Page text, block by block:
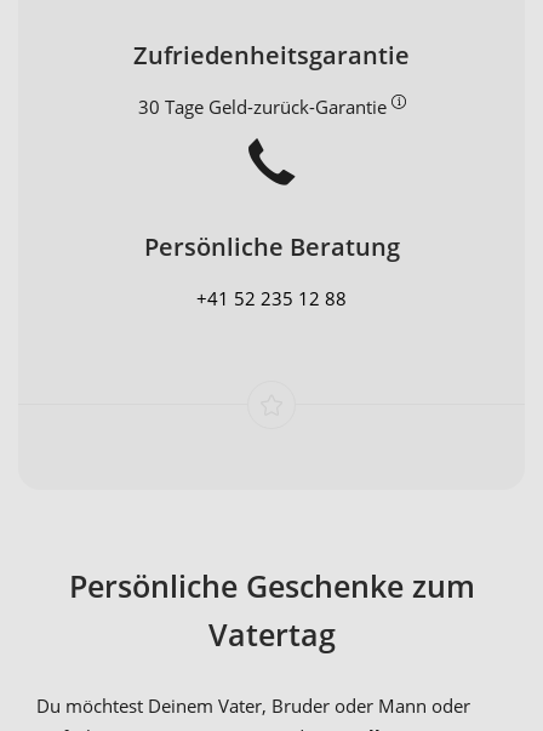
Zufriedenheitsgarantie
30 Tage Geld-zurück-Garantie
Persönliche Beratung
+41 52 235 12 88
Persönliche Geschenke zum
Vatertag
Du möchtest Deinem Vater, Bruder oder Mann oder